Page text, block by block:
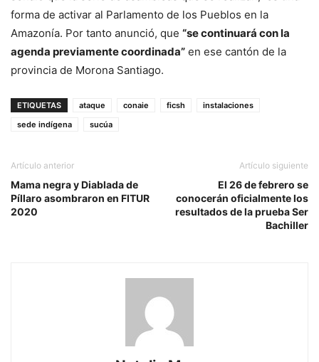
forma de activar al Parlamento de los Pueblos en la
Amazonía. Por tanto anunció, que “se continuará con la
agenda previamente coordinada” en ese cantón de la
provincia de Morona Santiago.
ETIQUETAS ataque conaie ficsh
instalaciones
sede indígena
sucúa
Artículo anterior
Mama negra y Diablada de
Píllaro asombraron en FITUR
2020
Artículo siguiente
El 26 de febrero se
conocerán oficialmente los
resultados de la prueba Ser
Bachiller